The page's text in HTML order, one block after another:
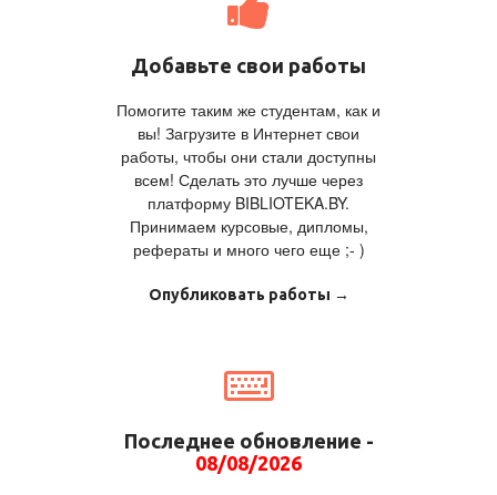
Добавьте свои работы
Помогите таким же студентам, как и
вы! Загрузите в Интернет свои
работы, чтобы они стали доступны
всем! Сделать это лучше через
платформу BIBLIOTEKA.BY.
Принимаем курсовые, дипломы,
рефераты и много чего еще ;- )
Опубликовать работы →
Последнее обновление -
08/08/2026